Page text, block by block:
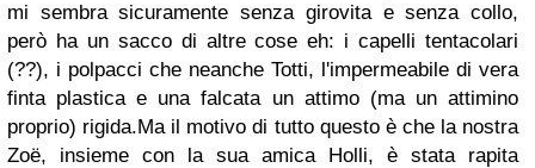
mi sembra sicuramente senza girovita e senza collo,
però ha un sacco di altre cose eh: i capelli tentacolari
(??), i polpacci che neanche Totti, l'impermeabile di vera
finta plastica e una falcata un attimo (ma un attimino
proprio) rigida.Ma il motivo di tutto questo è che la nostra
Zoë, insieme con la sua amica Holli, è stata rapita